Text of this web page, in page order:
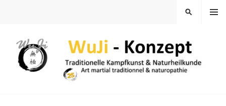
MENU
SEARCH